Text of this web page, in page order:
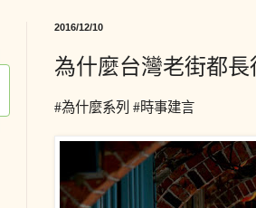
2016/12/10
為什麼台灣老街都
#為什麼系列 #時事建言